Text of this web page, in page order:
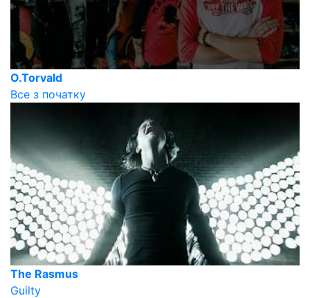
O.Torvald
Все з початку
The Rasmus
Guilty